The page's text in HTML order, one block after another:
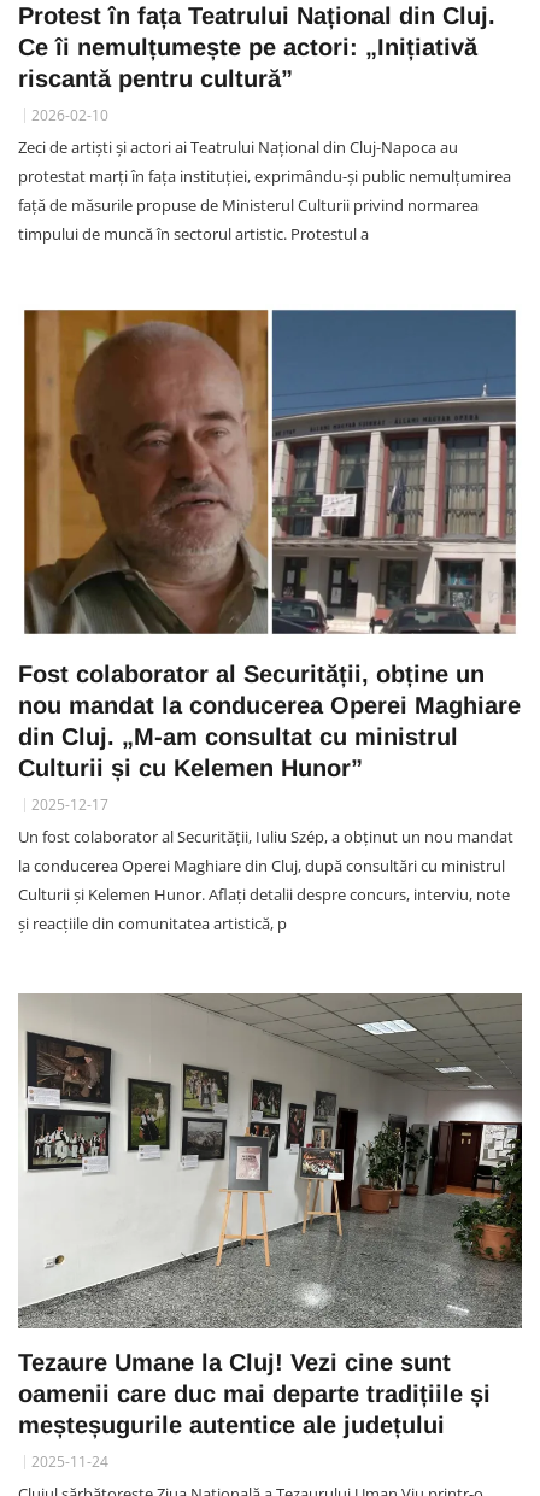
Protest în fața Teatrului Național din Cluj.
Ce îi nemulțumește pe actori: „Inițiativă
riscantă pentru cultură”
2026-02-10
Zeci de artiști și actori ai Teatrului Național din Cluj-Napoca au
protestat marți în fața instituției, exprimându-și public nemulțumirea
față de măsurile propuse de Ministerul Culturii privind normarea
timpului de muncă în sectorul artistic. Protestul a
Fost colaborator al Securității, obține un
nou mandat la conducerea Operei Maghiare
din Cluj. „M-am consultat cu ministrul
Culturii și cu Kelemen Hunor”
2025-12-17
Un fost colaborator al Securității, Iuliu Szép, a obținut un nou mandat
la conducerea Operei Maghiare din Cluj, după consultări cu ministrul
Culturii și Kelemen Hunor. Aflați detalii despre concurs, interviu, note
și reacțiile din comunitatea artistică, p
Tezaure Umane la Cluj! Vezi cine sunt
oamenii care duc mai departe tradițiile și
meșteșugurile autentice ale județului
2025-11-24